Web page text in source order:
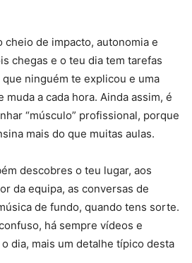
cheio de impacto, autonomia e
chegas e o teu dia tem tarefas
ninguém te explicou e uma
a cada hora. Ainda assim, é
“músculo” profissional, porque
mais do que muitas aulas.
descobres o teu lugar, aos
da equipa, as conversas de
de fundo, quando tens sorte.
há sempre vídeos e
dia, mais um detalhe típico desta